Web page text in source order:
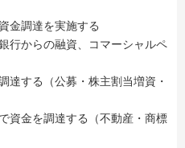
金調達を実施する
行からの融資、コマーシャルペ
する（公募・株主割当増資・
資金を調達する（不動産・商標